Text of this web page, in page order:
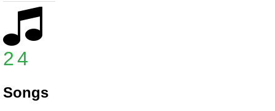
24
Songs